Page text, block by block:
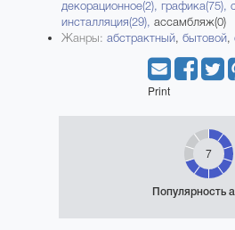
декорационное(2), графика(75),
инсталляция(29), ассамбляж(0)
Жанры: абстрактный, бытовой,
Print
7
Популярность